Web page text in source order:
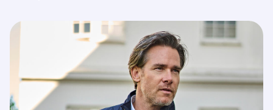
Blanco Textiel
Hobby Artikelen
DTF Transfers